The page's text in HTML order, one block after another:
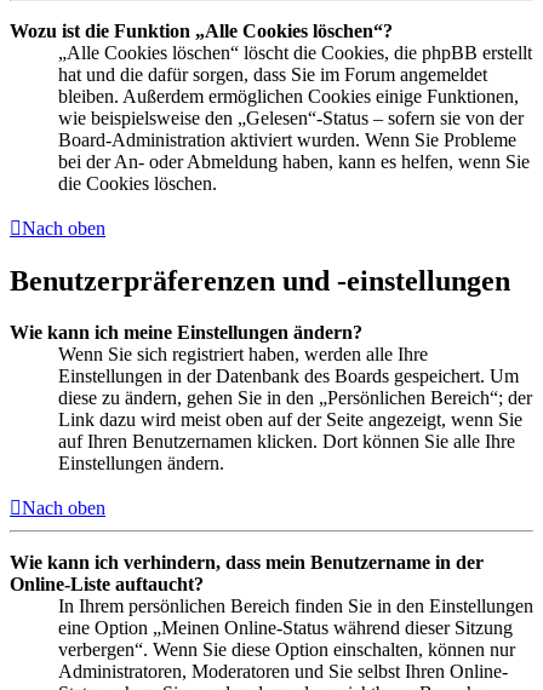
Wozu ist die Funktion „Alle Cookies löschen“?
„Alle Cookies löschen“ löscht die Cookies, die phpBB erstellt
hat und die dafür sorgen, dass Sie im Forum angemeldet
bleiben. Außerdem ermöglichen Cookies einige Funktionen,
wie beispielsweise den „Gelesen“-Status – sofern sie von der
Board-Administration aktiviert wurden. Wenn Sie Probleme
bei der An- oder Abmeldung haben, kann es helfen, wenn Sie
die Cookies löschen.
Nach oben
Benutzerpräferenzen und -einstellungen
Wie kann ich meine Einstellungen ändern?
Wenn Sie sich registriert haben, werden alle Ihre
Einstellungen in der Datenbank des Boards gespeichert. Um
diese zu ändern, gehen Sie in den „Persönlichen Bereich“; der
Link dazu wird meist oben auf der Seite angezeigt, wenn Sie
auf Ihren Benutzernamen klicken. Dort können Sie alle Ihre
Einstellungen ändern.
Nach oben
Wie kann ich verhindern, dass mein Benutzername in der
Online-Liste auftaucht?
In Ihrem persönlichen Bereich finden Sie in den Einstellungen
eine Option „Meinen Online-Status während dieser Sitzung
verbergen“. Wenn Sie diese Option einschalten, können nur
Administratoren, Moderatoren und Sie selbst Ihren Online-